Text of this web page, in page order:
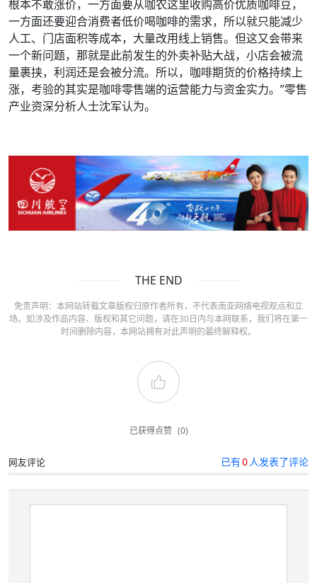
根本不敢涨价，一方面要从咖农这里收购高价优质咖啡豆，
一方面还要迎合消费者低价喝咖啡的需求，所以就只能减少
人工、门店面积等成本，大量改用线上销售。但这又会带来
一个新问题，那就是此前发生的外卖补贴大战，小店会被流
量裹挟，利润还是会被分流。所以，咖啡期货的价格持续上
涨，考验的其实是咖啡零售端的运营能力与资金实力。”零售
产业资深分析人士沈军认为。
THE END
免责声明：本网站转载文章版权归原作者所有，不代表南亚网络电视观点和立
场。如涉及作品内容、版权和其它问题，请在30日内与本网联系，我们将在第一
时间删除内容，本网站拥有对此声明的最终解释权。
已获得点赞 (0)
网友评论 已有0人发表了评论